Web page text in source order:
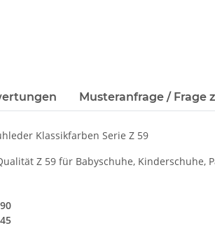
Musteranfrage / Frage
Klassikfarben Serie Z 59
Z 59 für Babyschuhe,